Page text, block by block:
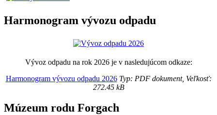
Harmonogram vývozu odpadu
Vývoz odpadu na rok 2026 je v nasledujúcom odkaze:
Harmonogram vývozu odpadu 2026Typ: PDF dokument, Veľkosť:
272.45 kB
Múzeum rodu Forgach